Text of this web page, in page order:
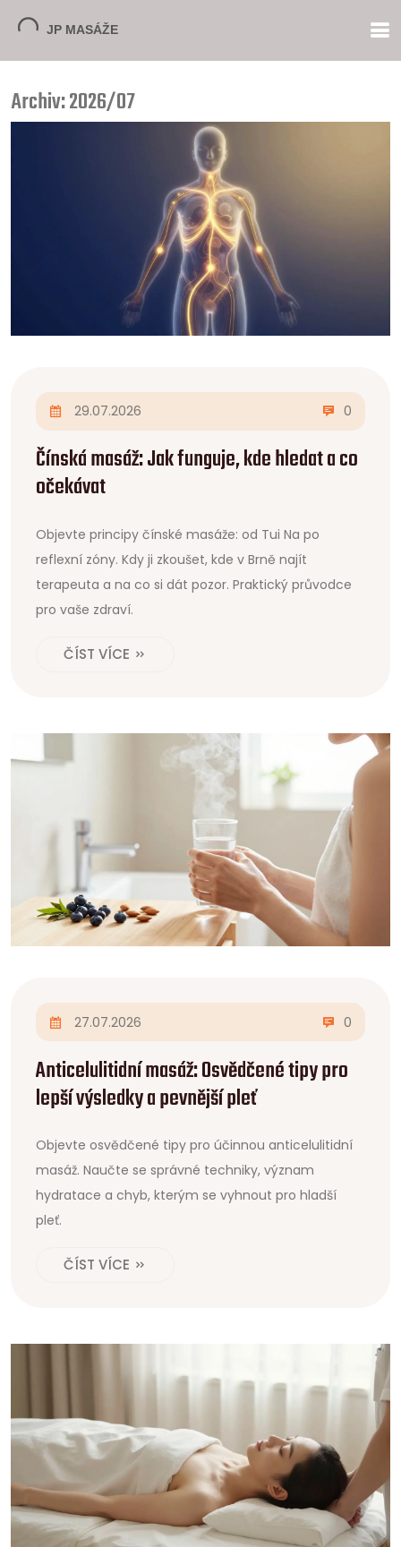
Archiv: 2026/07
29.07.2026 0
Čínská masáž: Jak funguje, kde hledat a co
očekávat
Objevte principy čínské masáže: od Tui Na po
reflexní zóny. Kdy ji zkoušet, kde v Brně najít
terapeuta a na co si dát pozor. Praktický průvodce
pro vaše zdraví.
ČÍST VÍCE
27.07.2026 0
Anticelulitidní masáž: Osvědčené tipy pro
lepší výsledky a pevnější pleť
Objevte osvědčené tipy pro účinnou anticelulitidní
masáž. Naučte se správné techniky, význam
hydratace a chyb, kterým se vyhnout pro hladší
pleť.
ČÍST VÍCE